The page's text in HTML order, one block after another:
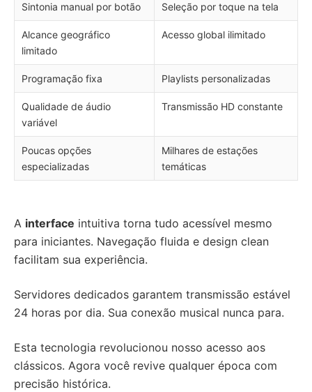
Sintonia manual por botão Seleção por toque na tela
Alcance geográfico
limitado
Acesso global ilimitado
Programação fixa Playlists personalizadas
Qualidade de áudio
variável
Transmissão HD constante
Poucas opções
especializadas
Milhares de estações
temáticas
A interface intuitiva torna tudo acessível mesmo
para iniciantes. Navegação fluida e design clean
facilitam sua experiência.
Servidores dedicados garantem transmissão estável
24 horas por dia. Sua conexão musical nunca para.
Esta tecnologia revolucionou nosso acesso aos
clássicos. Agora você revive qualquer época com
precisão histórica.